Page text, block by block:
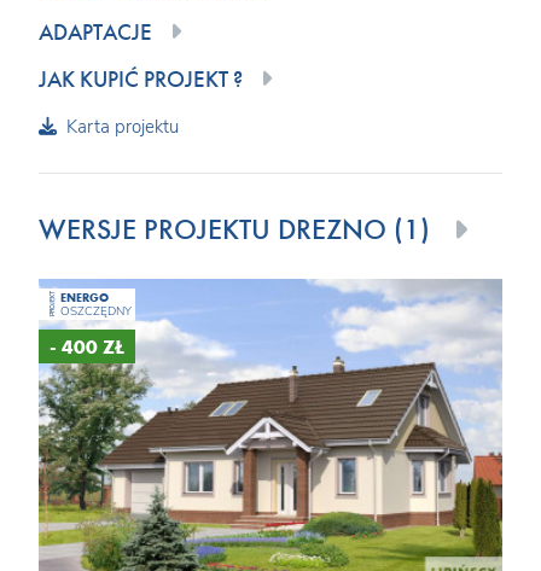
ADAPTACJE
JAK KUPIĆ PROJEKT ?
Karta projektu
WERSJE PROJEKTU DREZNO (1)
PROJEKT ENERGO
OSZCZĘDNY
- 400 ZŁ